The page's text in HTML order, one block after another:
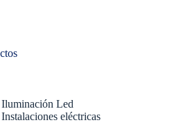
Iluminación Led
Instalaciones eléctricas